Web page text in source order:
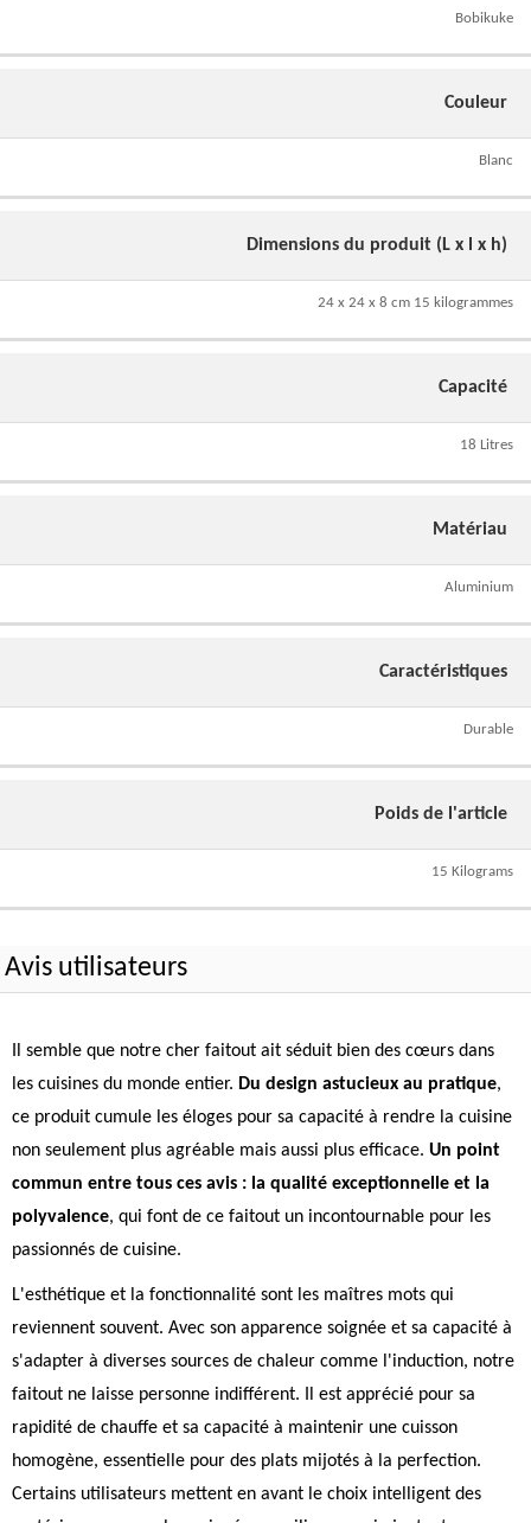
Bobikuke
Couleur
Blanc
Dimensions du produit (L x l x h)
24 x 24 x 8 cm 15 kilogrammes
Capacité
18 Litres
Matériau
Aluminium
Caractéristiques
Durable
Poids de l'article
15 Kilograms
Avis utilisateurs
Il semble que notre cher faitout ait séduit bien des cœurs dans
les cuisines du monde entier. Du design astucieux au pratique,
ce produit cumule les éloges pour sa capacité à rendre la cuisine
non seulement plus agréable mais aussi plus efficace. Un point
commun entre tous ces avis : la qualité exceptionnelle et la
polyvalence, qui font de ce faitout un incontournable pour les
passionnés de cuisine.
L'esthétique et la fonctionnalité sont les maîtres mots qui
reviennent souvent. Avec son apparence soignée et sa capacité à
s'adapter à diverses sources de chaleur comme l'induction, notre
faitout ne laisse personne indifférent. Il est apprécié pour sa
rapidité de chauffe et sa capacité à maintenir une cuisson
homogène, essentielle pour des plats mijotés à la perfection.
Certains utilisateurs mettent en avant le choix intelligent des